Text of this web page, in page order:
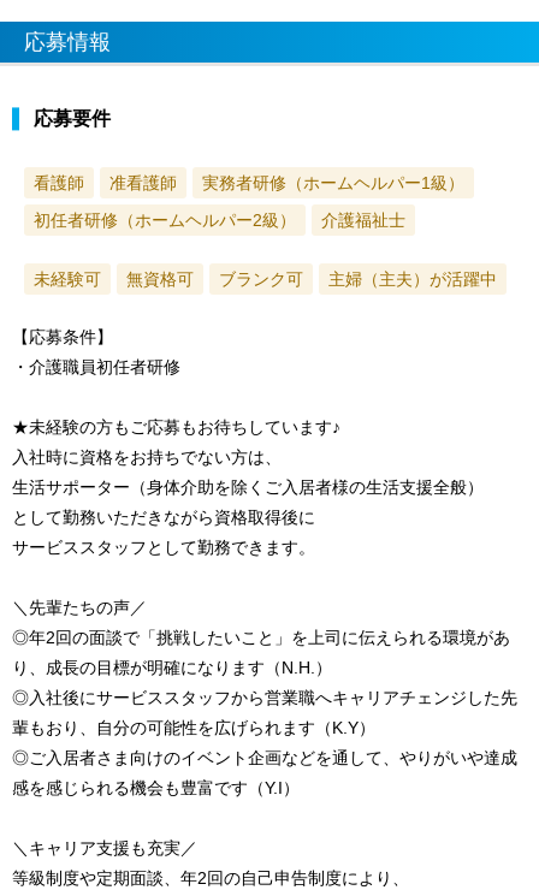
応募情報
応募要件
看護師 准看護師
実務者研修（ホームヘルパー1級）
初任者研修（ホームヘルパー2級）
介護福祉士
未経験可 無資格可 ブランク可 主婦（主夫）が活躍中
【応募条件】
・介護職員初任者研修
★未経験の方もご応募もお待ちしています♪
入社時に資格をお持ちでない方は、
生活サポーター（身体介助を除くご入居者様の生活支援全般）
として勤務いただきながら資格取得後に
サービススタッフとして勤務できます。
＼先輩たちの声／
◎年2回の面談で「挑戦したいこと」を上司に伝えられる環境があ
り、成長の目標が明確になります（N.H.）
◎入社後にサービススタッフから営業職へキャリアチェンジした先
輩もおり、自分の可能性を広げられます（K.Y）
◎ご入居者さま向けのイベント企画などを通して、やりがいや達成
感を感じられる機会も豊富です（Y.I）
＼キャリア支援も充実／
等級制度や定期面談、年2回の自己申告制度により、